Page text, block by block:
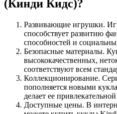
(Кинди Кидс)?
Развивающие игрушки.
способствует развитию
способностей и
Безопасные материалы.
высококачественных,
соответствуют всем
Коллекционирование.
пополняется новыми
делает ее
Доступные цены. В